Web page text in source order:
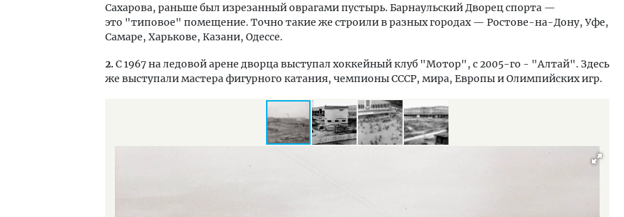
Сахарова, раньше был изрезанный оврагами пустырь. Барнаульский Дворец спорта —
это "типовое" помещение. Точно такие же строили в разных городах — Ростове-на-Дону, Уфе,
Самаре, Харькове, Казани, Одессе.
2.С 1967 на ледовой арене дворца выступал хоккейный клуб "Мотор", с 2005-го - "Алтай". Здесь
же выступали мастера фигурного катания, чемпионы СССР, мира, Европы и Олимпийских игр.